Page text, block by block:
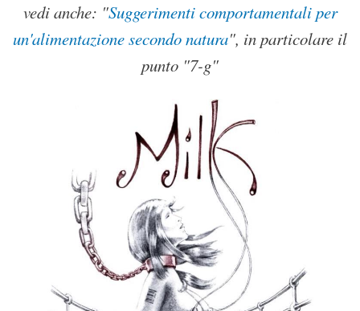
vedi anche: "Suggerimenti comportamentali per
un'alimentazione secondo natura", in particolare il
punto "7-g"